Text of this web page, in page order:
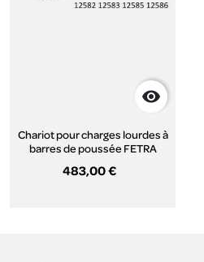

Chariot pour charges lourdes à
barres de poussée FETRA
483,00 €